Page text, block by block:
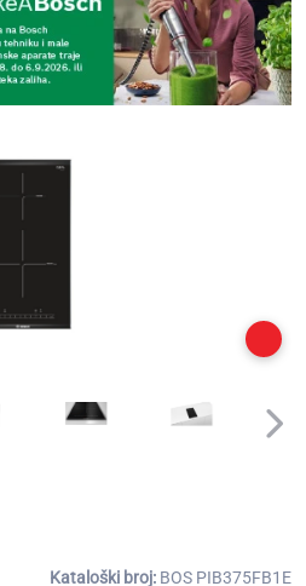
Kataloški broj: BOS PIB375FB1E